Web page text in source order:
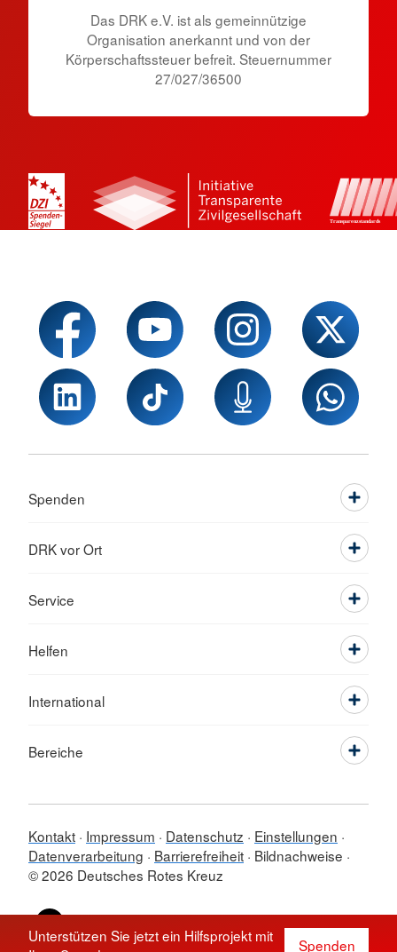
Unterstützen Sie jetzt ein Hilfsprojekt mit
Spenden
Das DRK e.V. ist als gemeinnützige
Organisation anerkannt und von der
Körperschaftssteuer befreit. Steuernummer
27/027/36500
Spenden
DRK vor Ort
Service
Helfen
International
Bereiche
Kontakt Impressum Datenschutz
Einstellungen
Datenverarbeitung
Barrierefreiheit Bildnachweise
© 2026 Deutsches Rotes Kreuz
Sprache wechseln zu